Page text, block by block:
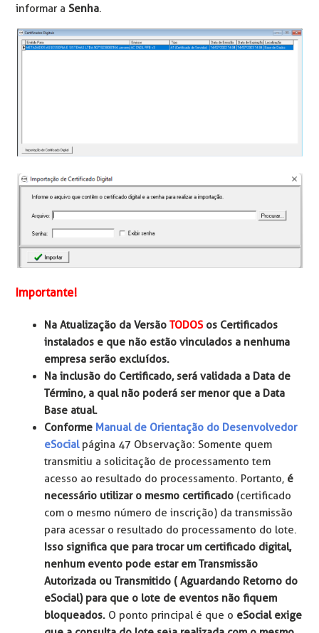
informar a Senha.
Importante!
Na Atualização da VersãoTODOSos Certificados
instalados e que não estão vinculados a nenhuma
empresa serão excluídos.
Na inclusão do Certificado, será validada a Data de
Término, a qual não poderá ser menor que a Data
Base atual.
Conforme Manual de Orientação do Desenvolvedor
eSocial página 47 Observação: Somente quem
transmitiu a solicitação de processamento tem
acesso ao resultado do processamento. Portanto, é
necessário utilizar o mesmo certificado (certificado
com o mesmo número de inscrição) da transmissão
para acessar o resultado do processamento do lote.
Isso significa que para trocar um certificado digital,
nenhum evento pode estar em Transmissão
Autorizada ou Transmitido ( Aguardando Retorno do
eSocial) para que o lote de eventos não fiquem
bloqueados. O ponto principal é que o eSocial exige